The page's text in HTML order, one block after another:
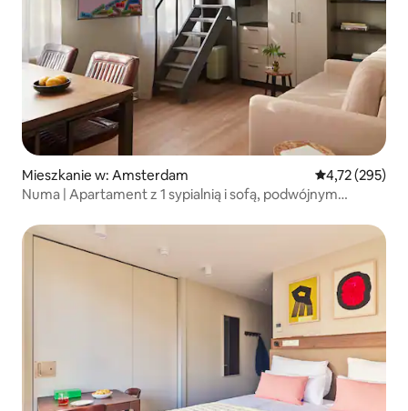
Mieszkanie w: Amsterdam Średnia
4,72 (295)
Numa | Apartament z 1 sypialnią i sofą, podwójnym